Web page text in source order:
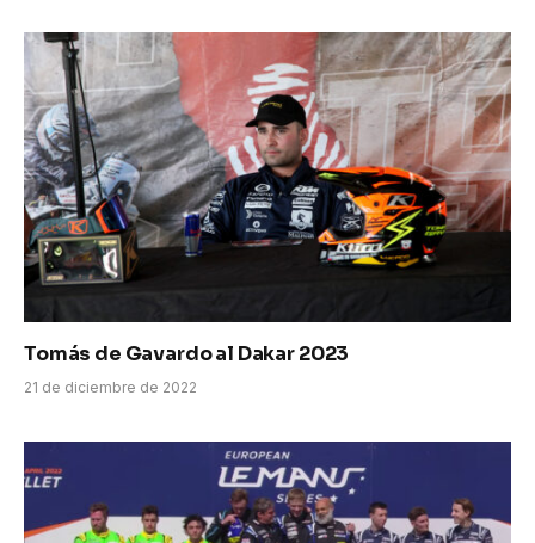
Tomás de Gavardo al Dakar 2023
21 de diciembre de 2022